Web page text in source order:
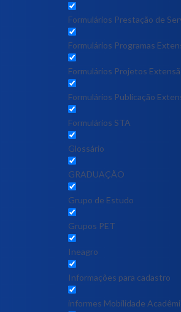
Formulários Prestação de
Formulários Programas
Formulários Projetos
Formulários Publicação
Formulários STA
Glossário
GRADUAÇÃO
Grupo de Estudo
Grupos PET
Ineagro
Informações para cadastro
informes Mobilidade